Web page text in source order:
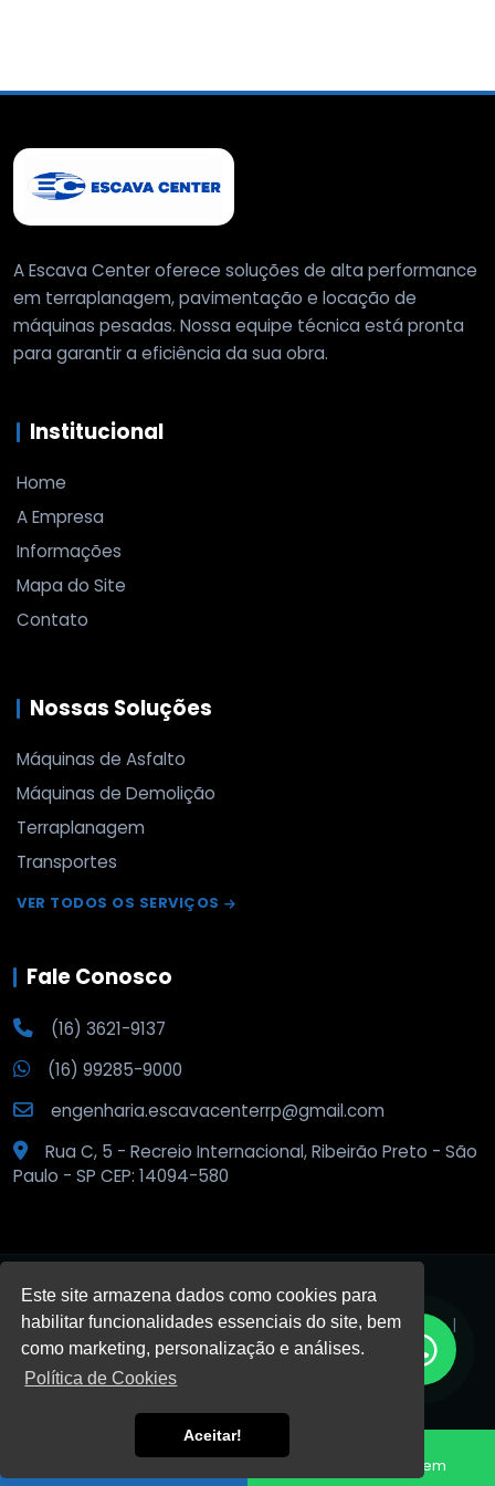
Este site armazena dados como cookies para
habilitar funcionalidades essenciais do site, bem
como marketing, personalização e análises.
Política de Cookies
Aceitar!
A Escava Center oferece soluções de alta performance
em terraplanagem, pavimentação e locação de
máquinas pesadas. Nossa equipe técnica está pronta
para garantir a eficiência da sua obra.
Institucional
Home
A Empresa
Informações
Mapa do Site
Contato
Nossas Soluções
Máquinas de Asfalto
Máquinas de Demolição
Terraplanagem
Transportes
VER TODOS OS SERVIÇOS
Fale Conosco
(16) 3621-9137
(16) 99285-9000
engenharia.escavacenterrp@gmail.com
Rua C, 5 - Recreio Internacional, Ribeirão Preto - São
Paulo - SP CEP: 14094-580
© 2026Escava Center .Todos os direitos reservados. |
Privacidade
HTML5 VALID CSS3 Enviar Mensagem